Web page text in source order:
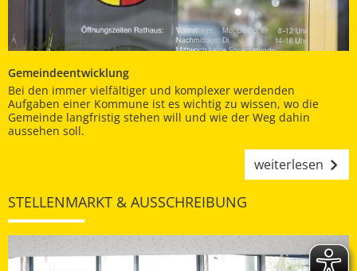
Gemeindeentwicklung
Bei den immer vielfältiger und komplexer werdenden
Aufgaben einer Kommune ist es wichtig zu wissen, wo die
Gemeinde langfristig stehen will und wie der Weg dahin
aussehen soll.
weiterlesen
STELLENMARKT & AUSSCHREIBUNG